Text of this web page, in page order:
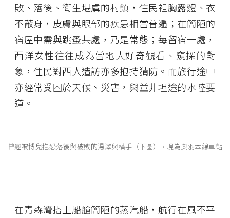
敗、落後、衛生堪虞的村鎮，住民袒胸露體、衣
不蔽身，皮膚與眼部的疾患相當普遍；在簡陋的
宿屋中需與跳蚤共處，乃是常態；每留宿一處，
西洋女性往往成為當地人好奇觀看、窺探的對
象，住民對西人造訪亦多抱持猜防。而旅行途中
亦經常受困於天候、災害，與並非坦途的水陸要
道。
曾經被博兒抱怨落後與破敗的湯澤與橫手（下圖），現為奧羽本線車站
在青森灣搭上船艙簡陋的蒸汽船，航行在風不平